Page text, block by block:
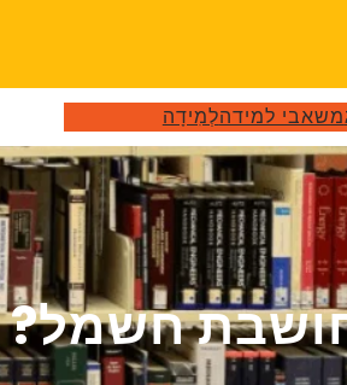
משאבי למידהלְמִידָה
חשמל?